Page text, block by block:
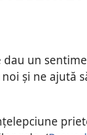
un
și ne ajută